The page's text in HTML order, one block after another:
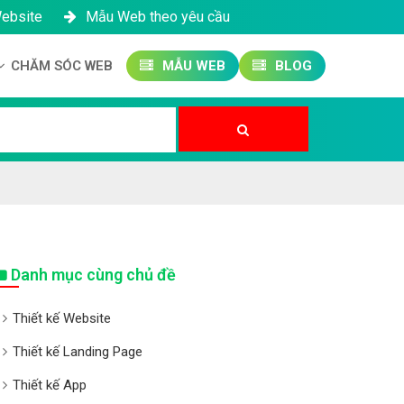
Mẫu Web theo yêu cầu
CHĂM SÓC WEB MẪU WEB BLOG
Danh mục cùng chủ đề
Thiết kế Website
Thiết kế Landing Page
Thiết kế App